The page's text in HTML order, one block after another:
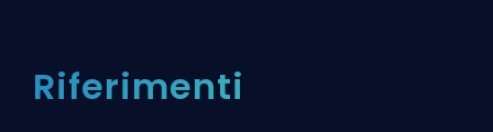
Riferimenti